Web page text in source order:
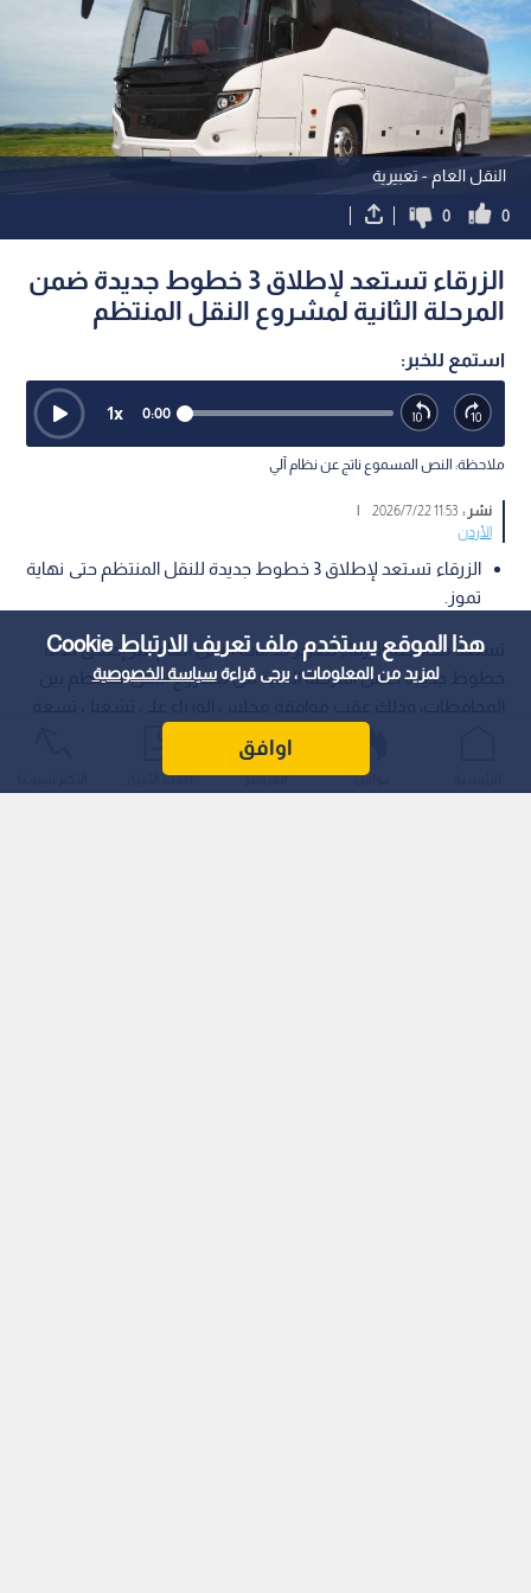
هذا الموقع يستخدم ملف تعريف الارتباط Cookie
لمزيد من المعلومات ، يرجى قراءةسياسة الخصوصية
اوافق
النقل العام - تعبيرية
0
0
الزرقاء تستعد لإطلاق 3 خطوط جديدة ضمن
المرحلة الثانية لمشروع النقل المنتظم
استمع للخبر:
0:00
1x
ملاحظة: النص المسموع ناتج عن نظام آلي
نشر :11:53 2026/7/22
|
الأردن
الزرقاء تستعد لإطلاق 3 خطوط جديدة للنقل المنتظم حتى نهاية
تموز.
تستعد محافظة الزرقاء لتعزيز خدمات النقل العام عبر إطلاق ثلاثة
خطوط جديدة ضمن المرحلة الثانية من مشروع النقل المنتظم بين
عواجل المباشر أحدث الأخبار